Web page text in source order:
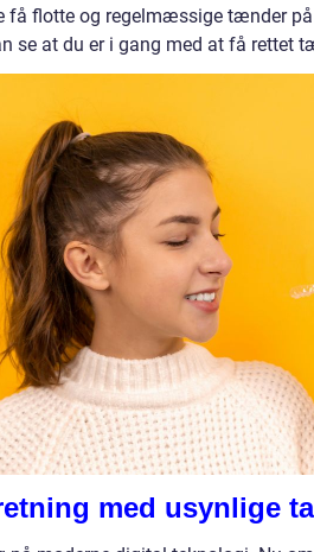
få flotte og regelmæssige tænder
se at du er i gang med at få rettet
med usynlige